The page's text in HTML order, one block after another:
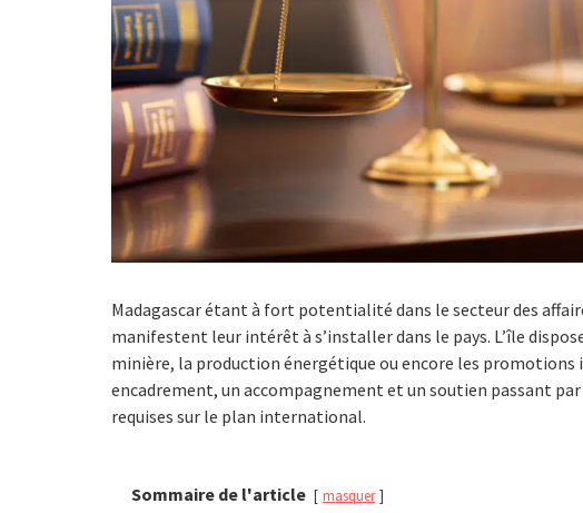
Madagascar étant à fort potentialité dans le secteur des
manifestent leur intérêt à s’installer dans le pays. L’île
minière, la production énergétique ou encore les
encadrement, un accompagnement et un soutien passant
requises sur le plan international.
Sommaire de l'article masquer